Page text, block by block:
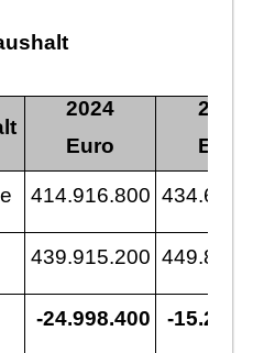
2024
2025
Euro
Euro
414.916.800
439.915.200
-24.998.400 -